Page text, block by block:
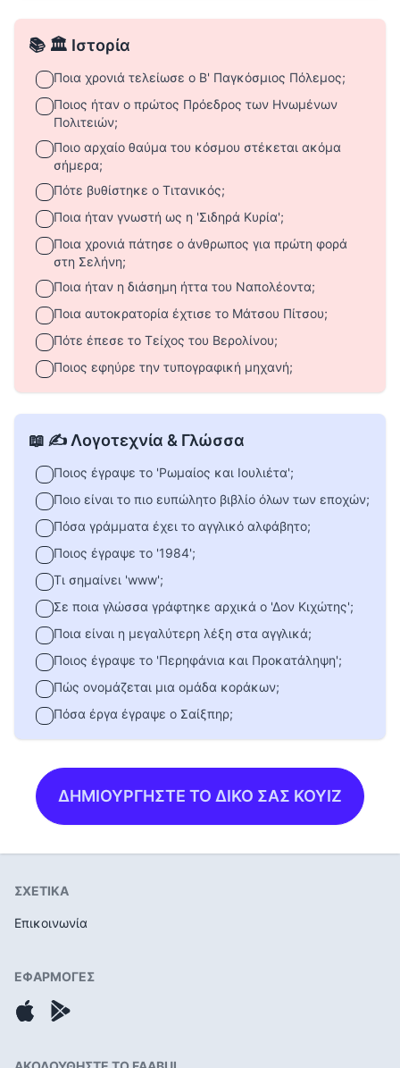
📚 🏛️ Ιστορία
Ποια χρονιά τελείωσε ο Β' Παγκόσμιος Πόλεμος;
Ποιος ήταν ο πρώτος Πρόεδρος των Ηνωμένων
Πολιτειών;
Ποιο αρχαίο θαύμα του κόσμου στέκεται ακόμα
σήμερα;
Πότε βυθίστηκε ο Τιτανικός;
Ποια ήταν γνωστή ως η 'Σιδηρά Κυρία';
Ποια χρονιά πάτησε ο άνθρωπος για πρώτη φορά
στη Σελήνη;
Ποια ήταν η διάσημη ήττα του Ναπολέοντα;
Ποια αυτοκρατορία έχτισε το Μάτσου Πίτσου;
Πότε έπεσε το Τείχος του Βερολίνου;
Ποιος εφηύρε την τυπογραφική μηχανή;
📖 ✍️ Λογοτεχνία & Γλώσσα
Ποιος έγραψε το 'Ρωμαίος και Ιουλιέτα';
Ποιο είναι το πιο ευπώλητο βιβλίο όλων των εποχών;
Πόσα γράμματα έχει το αγγλικό αλφάβητο;
Ποιος έγραψε το '1984';
Τι σημαίνει 'www';
Σε ποια γλώσσα γράφτηκε αρχικά ο 'Δον Κιχώτης';
Ποια είναι η μεγαλύτερη λέξη στα αγγλικά;
Ποιος έγραψε το 'Περηφάνια και Προκατάληψη';
Πώς ονομάζεται μια ομάδα κοράκων;
Πόσα έργα έγραψε ο Σαίξπηρ;
ΔΗΜΙΟΥΡΓΗΣΤΕ ΤΟ ΔΙΚΟ ΣΑΣ ΚΟΥΙΖ
ΣΧΕΤΙΚΑ
Επικοινωνία
ΕΦΑΡΜΟΓΕΣ